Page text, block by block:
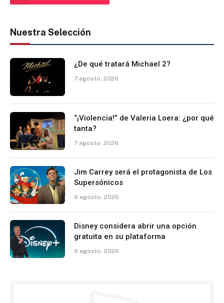
Nuestra Selección
¿De qué tratará Michael 2?
7 agosto, 2026
“¡Violencia!” de Valeria Loera: ¿por qué
tanta?
7 agosto, 2026
Jim Carrey será el protagonista de Los
Supersónicos
6 agosto, 2026
Disney considera abrir una opción
gratuita en su plataforma
6 agosto, 2026